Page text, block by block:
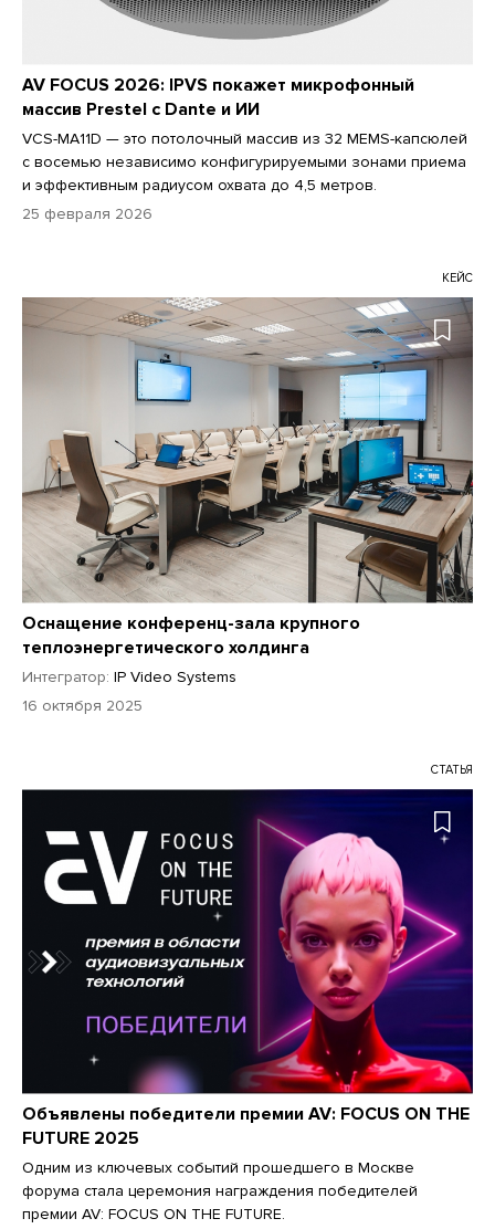
AV FOCUS 2026: IPVS покажет микрофонный
массив Prestel с Dante и ИИ
VCS-MA11D — это потолочный массив из 32 MEMS-капсюлей
с восемью независимо конфигурируемыми зонами приема
и эффективным радиусом охвата до 4,5 метров.
25 февраля 2026
КЕЙС
Оснащение конференц-зала крупного
теплоэнергетического холдинга
Интегратор: IP Video Systems
16 октября 2025
СТАТЬЯ
Объявлены победители премии AV: FOCUS ON THE
FUTURE 2025
Одним из ключевых событий прошедшего в Москве
форума стала церемония награждения победителей
премии AV: FOCUS ON THE FUTURE.